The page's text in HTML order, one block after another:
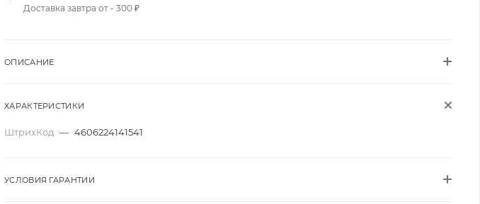
Доставка завтра от - 300 ₽
ОПИСАНИЕ
ХАРАКТЕРИСТИКИ
ШтрихКод — 4606224141541
УСЛОВИЯ ГАРАНТИИ